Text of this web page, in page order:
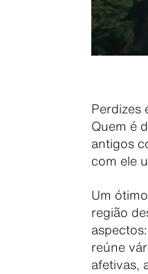
Perdizes
Quem é
antigos
com ele
Um
região
reúne
afetivas,